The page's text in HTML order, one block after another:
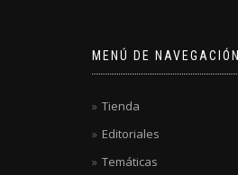
MENÚ DE NAVEGACIÓN
Tienda
Editoriales
Temáticas